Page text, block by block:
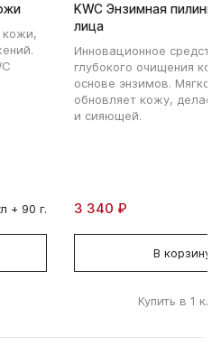
кожи,
+ 90 г.
KWC Энзимная
лица
Инновационное
глубокого очищения
основе энзимов. Мягко
обновляет кожу,
и сияющей.
3 340 ₽
В корзину
Купить в 1